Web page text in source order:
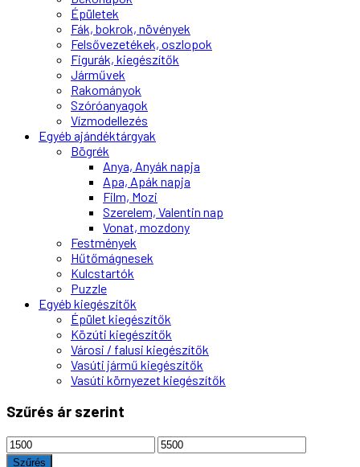
Épületek
Fák, bokrok, növények
Felsővezetékek, oszlopok
Figurák, kiegészítők
Járművek
Rakományok
Szóróanyagok
Vízmodellezés
Egyéb ajándéktárgyak
Bögrék
Anya, Anyák napja
Apa, Apák napja
Film, Mozi
Szerelem, Valentin nap
Vonat, mozdony
Festmények
Hűtőmágnesek
Kulcstartók
Puzzle
Egyéb kiegészítők
Épület kiegészítők
Közúti kiegészítők
Városi / falusi kiegészítők
Vasúti jármű kiegészítők
Vasúti környezet kiegészítők
Szűrés ár szerint
Min
ár
Max
ár
Szűrés